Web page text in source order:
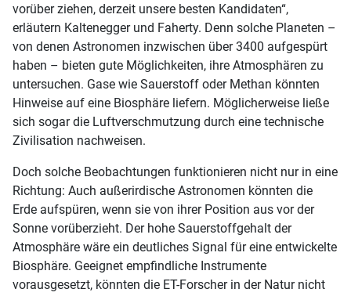
vorüber ziehen, derzeit unsere besten Kandidaten“,
erläutern Kaltenegger und Faherty. Denn solche Planeten –
von denen Astronomen inzwischen über 3400 aufgespürt
haben – bieten gute Möglichkeiten, ihre Atmosphären zu
untersuchen. Gase wie Sauerstoff oder Methan könnten
Hinweise auf eine Biosphäre liefern. Möglicherweise ließe
sich sogar die Luftverschmutzung durch eine technische
Zivilisation nachweisen.
Doch solche Beobachtungen funktionieren nicht nur in eine
Richtung: Auch außerirdische Astronomen könnten die
Erde aufspüren, wenn sie von ihrer Position aus vor der
Sonne vorüberzieht. Der hohe Sauerstoffgehalt der
Atmosphäre wäre ein deutliches Signal für eine entwickelte
Biosphäre. Geeignet empfindliche Instrumente
vorausgesetzt, könnten die ET-Forscher in der Natur nicht